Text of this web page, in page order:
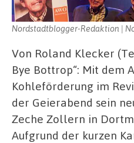
Nordstadtblogger-Redaktion |
Von Roland Klecker
Bye Bottrop“: Mit dem
Kohleförderung im
der Geierabend sein
Zeche Zollern in
Aufgrund der kurzen